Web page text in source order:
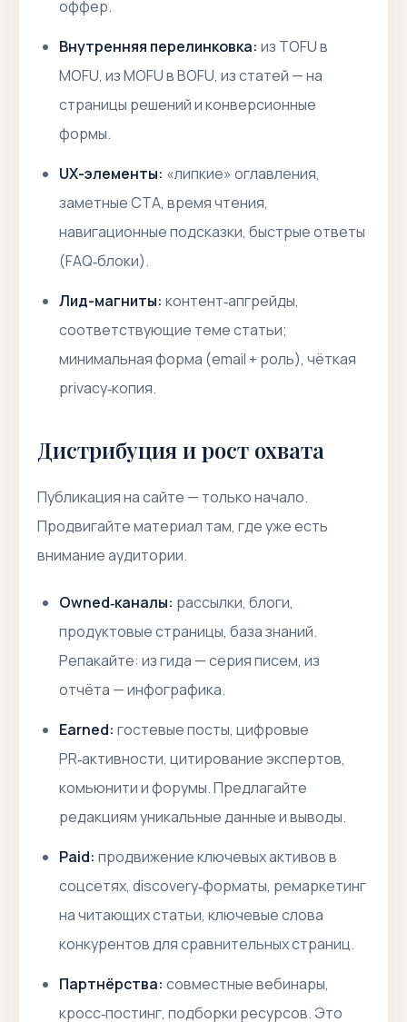
оффер.
Внутренняя перелинковка: из TOFU в
MOFU, из MOFU в BOFU, из статей — на
страницы решений и конверсионные
формы.
UX-элементы: «липкие» оглавления,
заметные CTA, время чтения,
навигационные подсказки, быстрые ответы
(FAQ‑блоки).
Лид-магниты: контент‑апгрейды,
соответствующие теме статьи;
минимальная форма (email + роль), чёткая
privacy‑копия.
Дистрибуция и рост охвата
Публикация на сайте — только начало.
Продвигайте материал там, где уже есть
внимание аудитории.
Owned‑каналы: рассылки, блоги,
продуктовые страницы, база знаний.
Репакайте: из гида — серия писем, из
отчёта — инфографика.
Earned: гостевые посты, цифровые
PR‑активности, цитирование экспертов,
комьюнити и форумы. Предлагайте
редакциям уникальные данные и выводы.
Paid: продвижение ключевых активов в
соцсетях, discovery‑форматы, ремаркетинг
на читающих статьи, ключевые слова
конкурентов для сравнительных страниц.
Партнёрства: совместные вебинары,
кросс‑постинг, подборки ресурсов. Это